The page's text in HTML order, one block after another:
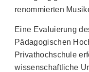
renommierten
Eine Evaluierung
Pädagogischen
Privathochschule
wissenschaftliche